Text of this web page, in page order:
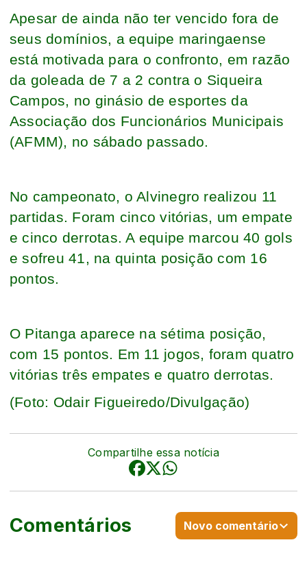
Apesar de ainda não ter vencido fora de
seus domínios, a equipe maringaense
está motivada para o confronto, em razão
da goleada de 7 a 2 contra o Siqueira
Campos, no ginásio de esportes da
Associação dos Funcionários Municipais
(AFMM), no sábado passado.
No campeonato, o Alvinegro realizou 11
partidas. Foram cinco vitórias, um empate
e cinco derrotas. A equipe marcou 40 gols
e sofreu 41, na quinta posição com 16
pontos.
O Pitanga aparece na sétima posição,
com 15 pontos. Em 11 jogos, foram quatro
vitórias três empates e quatro derrotas.
(Foto: Odair Figueiredo/Divulgação)
Compartilhe essa notícia
Comentários Novo comentário